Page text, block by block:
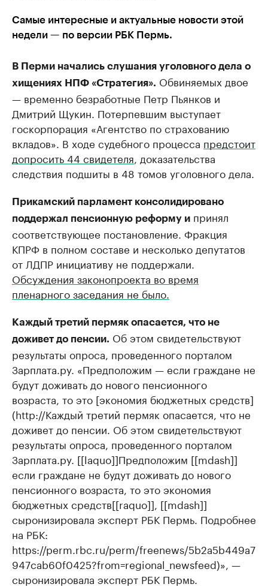
Самые интересные и актуальные новости этой
недели — по версии РБК Пермь.
В Перми начались слушания уголовного дела о
хищениях НПФ «Стратегия». Обвиняемых двое
— временно безработные Петр Пьянков и
Дмитрий Щукин. Потерпевшим выступает
госкорпорация «Агентство по страхованию
вкладов». В ходе судебного процесса предстоит
допросить 44 свидетеля , доказательства
следствия подшиты в 48 томов уголовного дела.
Прикамский парламент консолидировано
поддержал пенсионную реформу и принял
соответствующее постановление. Фракция
КПРФ в полном составе и несколько депутатов
от ЛДПР инициативу не поддержали.
Обсуждения законопроекта во время
пленарного заседания не было.
Каждый третий пермяк опасается, что не
доживет до пенсии. Об этом свидетельствуют
результаты опроса, проведенного порталом
Зарплата.ру. «Предположим — если граждане не
будут доживать до нового пенсионного
возраста, то это [экономия бюджетных средств]
(http://Каждый третий пермяк опасается, что не
доживет до пенсии. Об этом свидетельствуют
результаты опроса, проведенного порталом
Зарплата.ру. [[laquo]]Предположим [[mdash]]
если граждане не будут доживать до нового
пенсионного возраста, то это экономия
бюджетных средств[[raquo]], [[mdash]]
сыронизировала эксперт РБК Пермь. Подробнее
на РБК:
https://perm.rbc.ru/perm/freenews/5b2a5b449a7
947cab60f0425?from=regional_newsfeed)», —
сыронизировала эксперт РБК Пермь.